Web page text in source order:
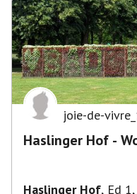
joie-de-
Haslinger Hof -
Haslinger Hof, Ed